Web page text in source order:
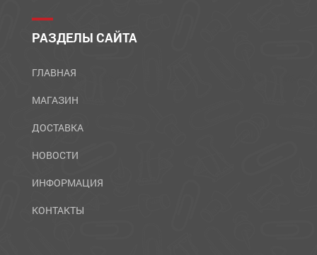
РАЗДЕЛЫ САЙТА
ГЛАВНАЯ
МАГАЗИН
ДОСТАВКА
НОВОСТИ
ИНФОРМАЦИЯ
КОНТАКТЫ